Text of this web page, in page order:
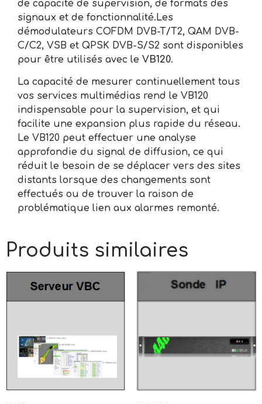
de capacité de supervision, de formats des
signaux et de fonctionnalité.Les
démodulateurs COFDM DVB-T/T2, QAM DVB-
C/C2, VSB et QPSK DVB-S/S2 sont disponibles
pour être utilisés avec le VB120.
La capacité de mesurer continuellement tous
vos services multimédias rend le VB120
indispensable pour la supervision, et qui
facilite une expansion plus rapide du réseau.
Le VB120 peut effectuer une analyse
approfondie du signal de diffusion, ce qui
réduit le besoin de se déplacer vers des sites
distants lorsque des changements sont
effectués ou de trouver la raison de
problématique lien aux alarmes remonté.
Produits similaires